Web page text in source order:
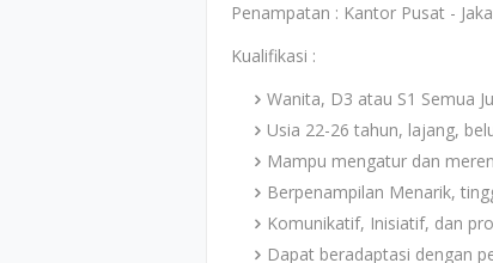
Penampatan : Kantor Pusat -
Kualifikasi :
Wanita, D3 atau S1 Semua
Usia 22-26 tahun, lajang,
Mampu mengatur dan
Berpenampilan Menarik,
Komunikatif, Inisiatif, dan
Dapat beradaptasi dengan